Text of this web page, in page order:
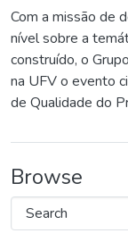
Com a missão de
nível sobre a
construído, o
na UFV o evento
de Qualidade do
Browse